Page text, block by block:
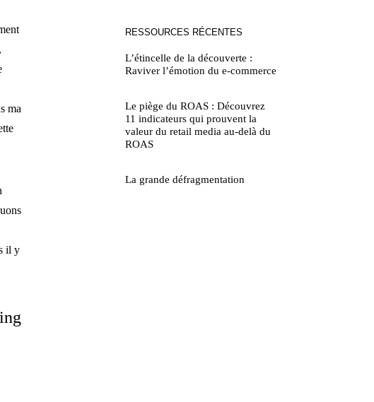
ma
il y
RESSOURCES RÉCENTES
L’étincelle de la découverte :
Raviver l’émotion du e-commerce
Le piège du ROAS : Découvrez
11 indicateurs qui prouvent la
valeur du retail media au-delà du
ROAS
La grande défragmentation